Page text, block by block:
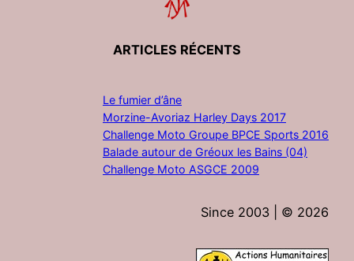
ARTICLES RÉCENTS
Le fumier d’âne
Morzine-Avoriaz Harley Days 2017
Challenge Moto Groupe BPCE Sports 2016
Balade autour de Gréoux les Bains (04)
Challenge Moto ASGCE 2009
Since 2003 | © 2026